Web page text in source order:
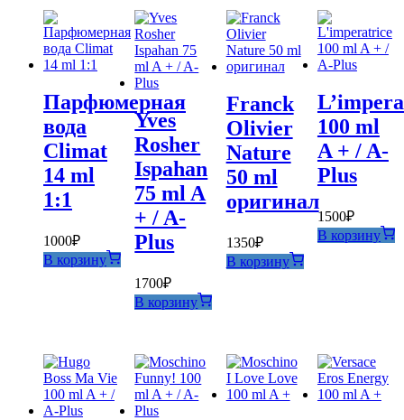
Парфюмерная
вода
Climat
14 ml
1:1
1000₽
В корзину
Yves
Rosher
Ispahan
75 ml A
+ / A-
Plus
1700₽
В корзину
Franck
Olivier
Nature
50 ml
оригинал
1350₽
В корзину
100 ml
A + / A-
Plus
1500₽
В корзину